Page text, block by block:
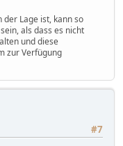
der Lage ist, kann so
als dass es nicht
und diese
zur Verfügung
#7